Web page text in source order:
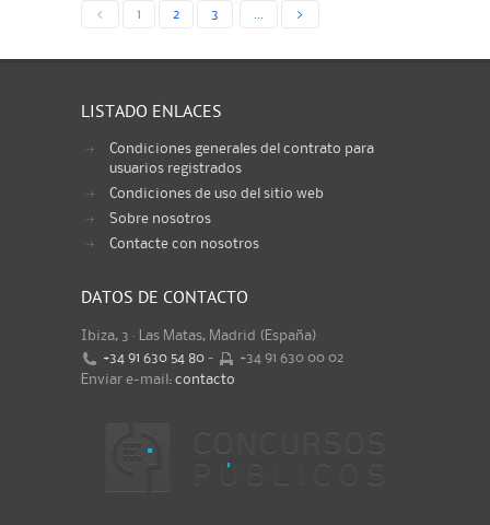
< 1 2 3 >
LISTADO ENLACES
Condiciones generales del contrato para
usuarios registrados
Condiciones de uso del sitio web
Sobre nosotros
Contacte con nosotros
DATOS DE CONTACTO
Ibiza, 3 · Las Matas, Madrid (España)
+34 91 630 54 80 -
+34 91 630 00 02
Enviar e-mail: contacto